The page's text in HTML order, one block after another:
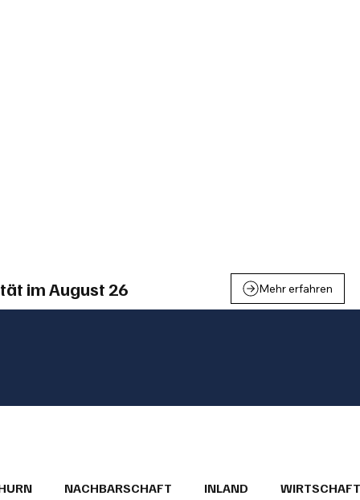
im August 26 Mehr erfahren
NACHBARSCHAFT INLAND WIRTSCHAFT